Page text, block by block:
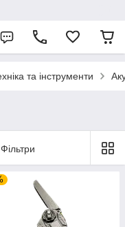
та інструменти
Фільтри